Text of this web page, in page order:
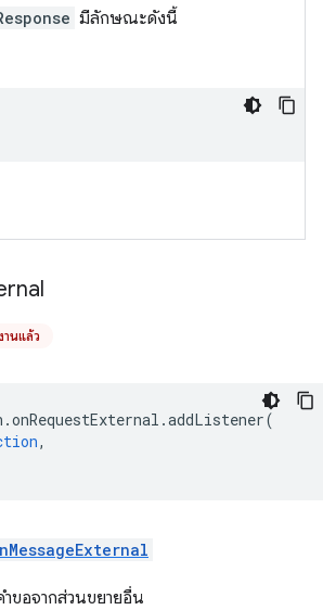
มีลักษณะดังนี้
านแล้ว
.onRequestExternal .addListener(
,
ำขอจากส่วนขยายอื่น